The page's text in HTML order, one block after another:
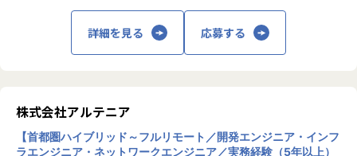
件を決定します。
「構築に行きたい」「クラウドに挑戦したい」などの希望を
前提にアサインを行います。
＜主な開発案件事例＞
使用スキル：DjangoFW・Python
主な事業は、プロジェクトマネジメント、ソ
フトウェア開発、インフラソリューション開
発です。官公庁向けのMicrosoft 365移行（1
大規模案件の実績があります。近年は生成AI
関連プロジェクトにも注力しています。
詳細を見る 応募する
株式会社アルテニア
【首都圏ハイブリッド～フルリモート／開発エンジニア・インフ
ラエンジニア・ネットワークエンジニア／実務経験（5年以上）